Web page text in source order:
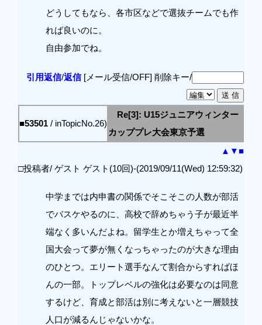
どうしてもなら、各市区などで選抜チームでも作
れば良いのに。
自由参加でね。
引用返信/返信[メール受信/OFF] 削除キー/
■53501 / inTopicNo.26)
Re[3]: U15ジュニアウィンター
カッププレ大会東京予選
▲ ▼■
□投稿者/ ゲスト ゲスト(10回)-(2019/09/11(Wed) 12:59:32)
中学までは内申書の関係でそこそこの人数が部活
でバスケやるのに、高校で辞めちゃう子が最近半
端なく多いんだよね。留学生とか増えちゃって全
国大会って夢が無くなっちゃったのが大きな理由
のひとつ。エリート選手なんて割合からすればほ
んの一部。トップレベルの強化は必要なのは同意
するけど、育成と部活は別に考えないと一層競技
人口が減るんじゃないかな。